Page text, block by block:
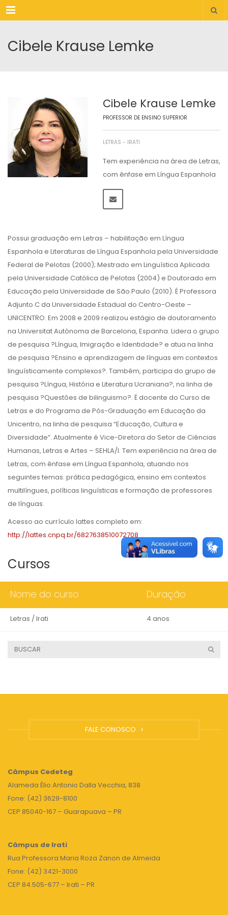
Menu
Cibele Krause Lemke
Cibele Krause Lemke
PROFESSOR DE ENSINO SUPERIOR
LETRAS - IRATI
Tem experiência na área de Letras,
com ênfase em Língua Espanhola
Possui graduação em Letras – habilitação em Língua
Espanhola e Literaturas de Língua Espanhola pela Universidade
Federal de Pelotas (2000); Mestrado em Linguística Aplicada
pela Universidade Católica de Pelotas (2004) e Doutorado em
Educação pela Universidade de São Paulo (2010). É Professora
Adjunto C da Universidade Estadual do Centro-Oeste –
UNICENTRO. Em 2008 e 2009 realizou estágio de doutoramento
na Universitat Autònoma de Barcelona, Espanha. Lidera o grupo
de pesquisa ?Língua, Imigração e Identidade? e atua na linha
de pesquisa ?Ensino e aprendizagem de línguas em contextos
linguísticamente complexos?. Também, participa do grupo de
pesquisa ?Língua, História e Literatura Ucraniana?, na linha de
pesquisa ?Questões de bilinguismo?. É docente do Curso de
Letras e do Programa de Pós-Graduação em Educação da
Unicentro, na linha de pesquisa “Educação, Cultura e
Diversidade”. Atualmente é Vice-Diretora do Setor de Ciências
Humanas, Letras e Artes – SEHLA/I. Tem experiência na área de
Letras, com ênfase em Língua Espanhola, atuando nos
seguintes temas: prática pedagógica, ensino em contextos
multilíngues, políticas linguísticas e formação de professores
de línguas.
Acesso ao currículo lattes completo em:
http://lattes.cnpq.br/6827638510072708
Cursos
Nome do curso Duração
Letras / Irati 4 anos
FALE CONOSCO
Câmpus Cedeteg
Alameda Élio Antonio Dalla Vecchia, 838
Fone: (42) 3629-8100
CEP 85040-167 – Guarapuava – PR
Câmpus de Irati
Rua Professora Maria Roza Zanon de Almeida
Fone: (42) 3421-3000
CEP 84.505-677 – Irati – PR